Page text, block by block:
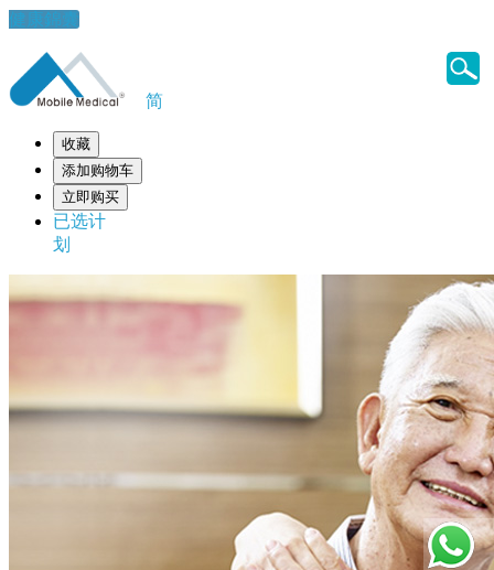
健康錦囊
简
收藏
添加购物车
立即购买
已选计
划